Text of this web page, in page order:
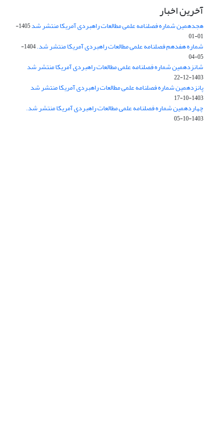
آخرین اخبار
هجدهمین شماره فصلنامه علمی مطالعات راهبردی آمریکا منتشر شد
1405-
01-01
شماره هفدهم فصلنامه علمی مطالعات راهبردی آمریکا منتشر شد.
1404-
05-04
شانزدهمین شماره فصلنامه علمی مطالعات راهبردی آمریکا منتشر شد
1403-12-22
پانزدهمین شماره فصلنامه علمی مطالعات راهبردی آمریکا منتشر شد
1403-10-17
چهاردهمین شماره فصلنامه علمی مطالعات راهبردی آمریکا منتشر شد.
1403-10-05